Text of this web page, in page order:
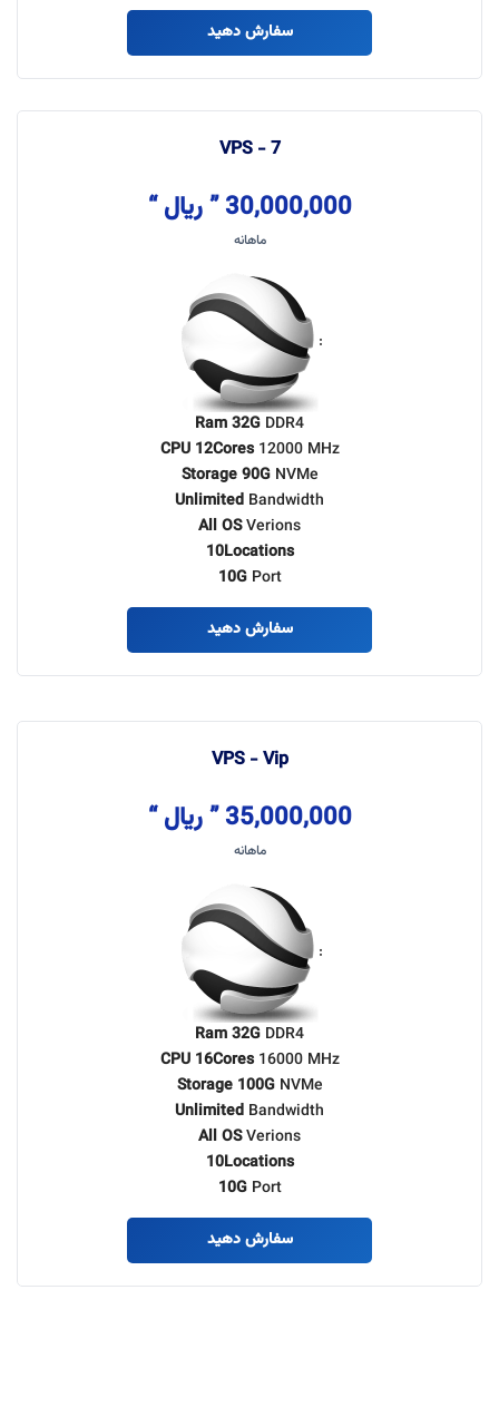
سفارش دهید
VPS - 7
30,000,000 ” ریال “
ماهانه
:
Ram 32G DDR4
CPU 12Cores12000 MHz
Storage 90GNVMe
Unlimited Bandwidth
All OSVerions
10Locations
10G Port
سفارش دهید
VPS - Vip
35,000,000 ” ریال “
ماهانه
:
Ram 32G DDR4
CPU 16Cores16000 MHz
Storage 100GNVMe
Unlimited Bandwidth
All OSVerions
10Locations
10G Port
سفارش دهید